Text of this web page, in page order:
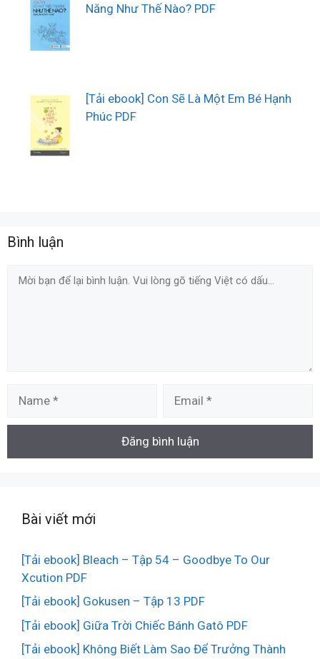
Năng Như Thế Nào? PDF
[Tải ebook] Con Sẽ Là Một Em Bé Hạnh
Phúc PDF
Bình luận
Comment
Bài viết mới
[Tải ebook] Bleach – Tập 54 – Goodbye To Our
Xcution PDF
[Tải ebook] Gokusen – Tập 13 PDF
[Tải ebook] Giữa Trời Chiếc Bánh Gatô PDF
[Tải ebook] Không Biết Làm Sao Để Trưởng Thành